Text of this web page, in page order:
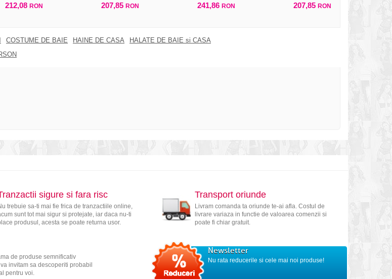
212,08 RON 207,85 RON 241,86 RON 207,85 RON
COSTUME DE BAIE HAINE DE CASA
HALATE DE BAIE si CASA
sigure si fara risc
trebuie sa-ti mai fie frica de tranzactiile online,
sunt tot mai sigur si protejate, iar daca nu-ti
produsul, acesta se poate returna usor.
Transport oriunde
Livram comanda ta oriunde te-ai afla. Costul de
livrare variaza in functie de valoarea comenzii si
poate fi chiar gratuit.
de produse semnificativ
invitam sa descoperiti probabil
pentru voi.
Newsletter
Nu rata reducerile si cele mai noi produse!